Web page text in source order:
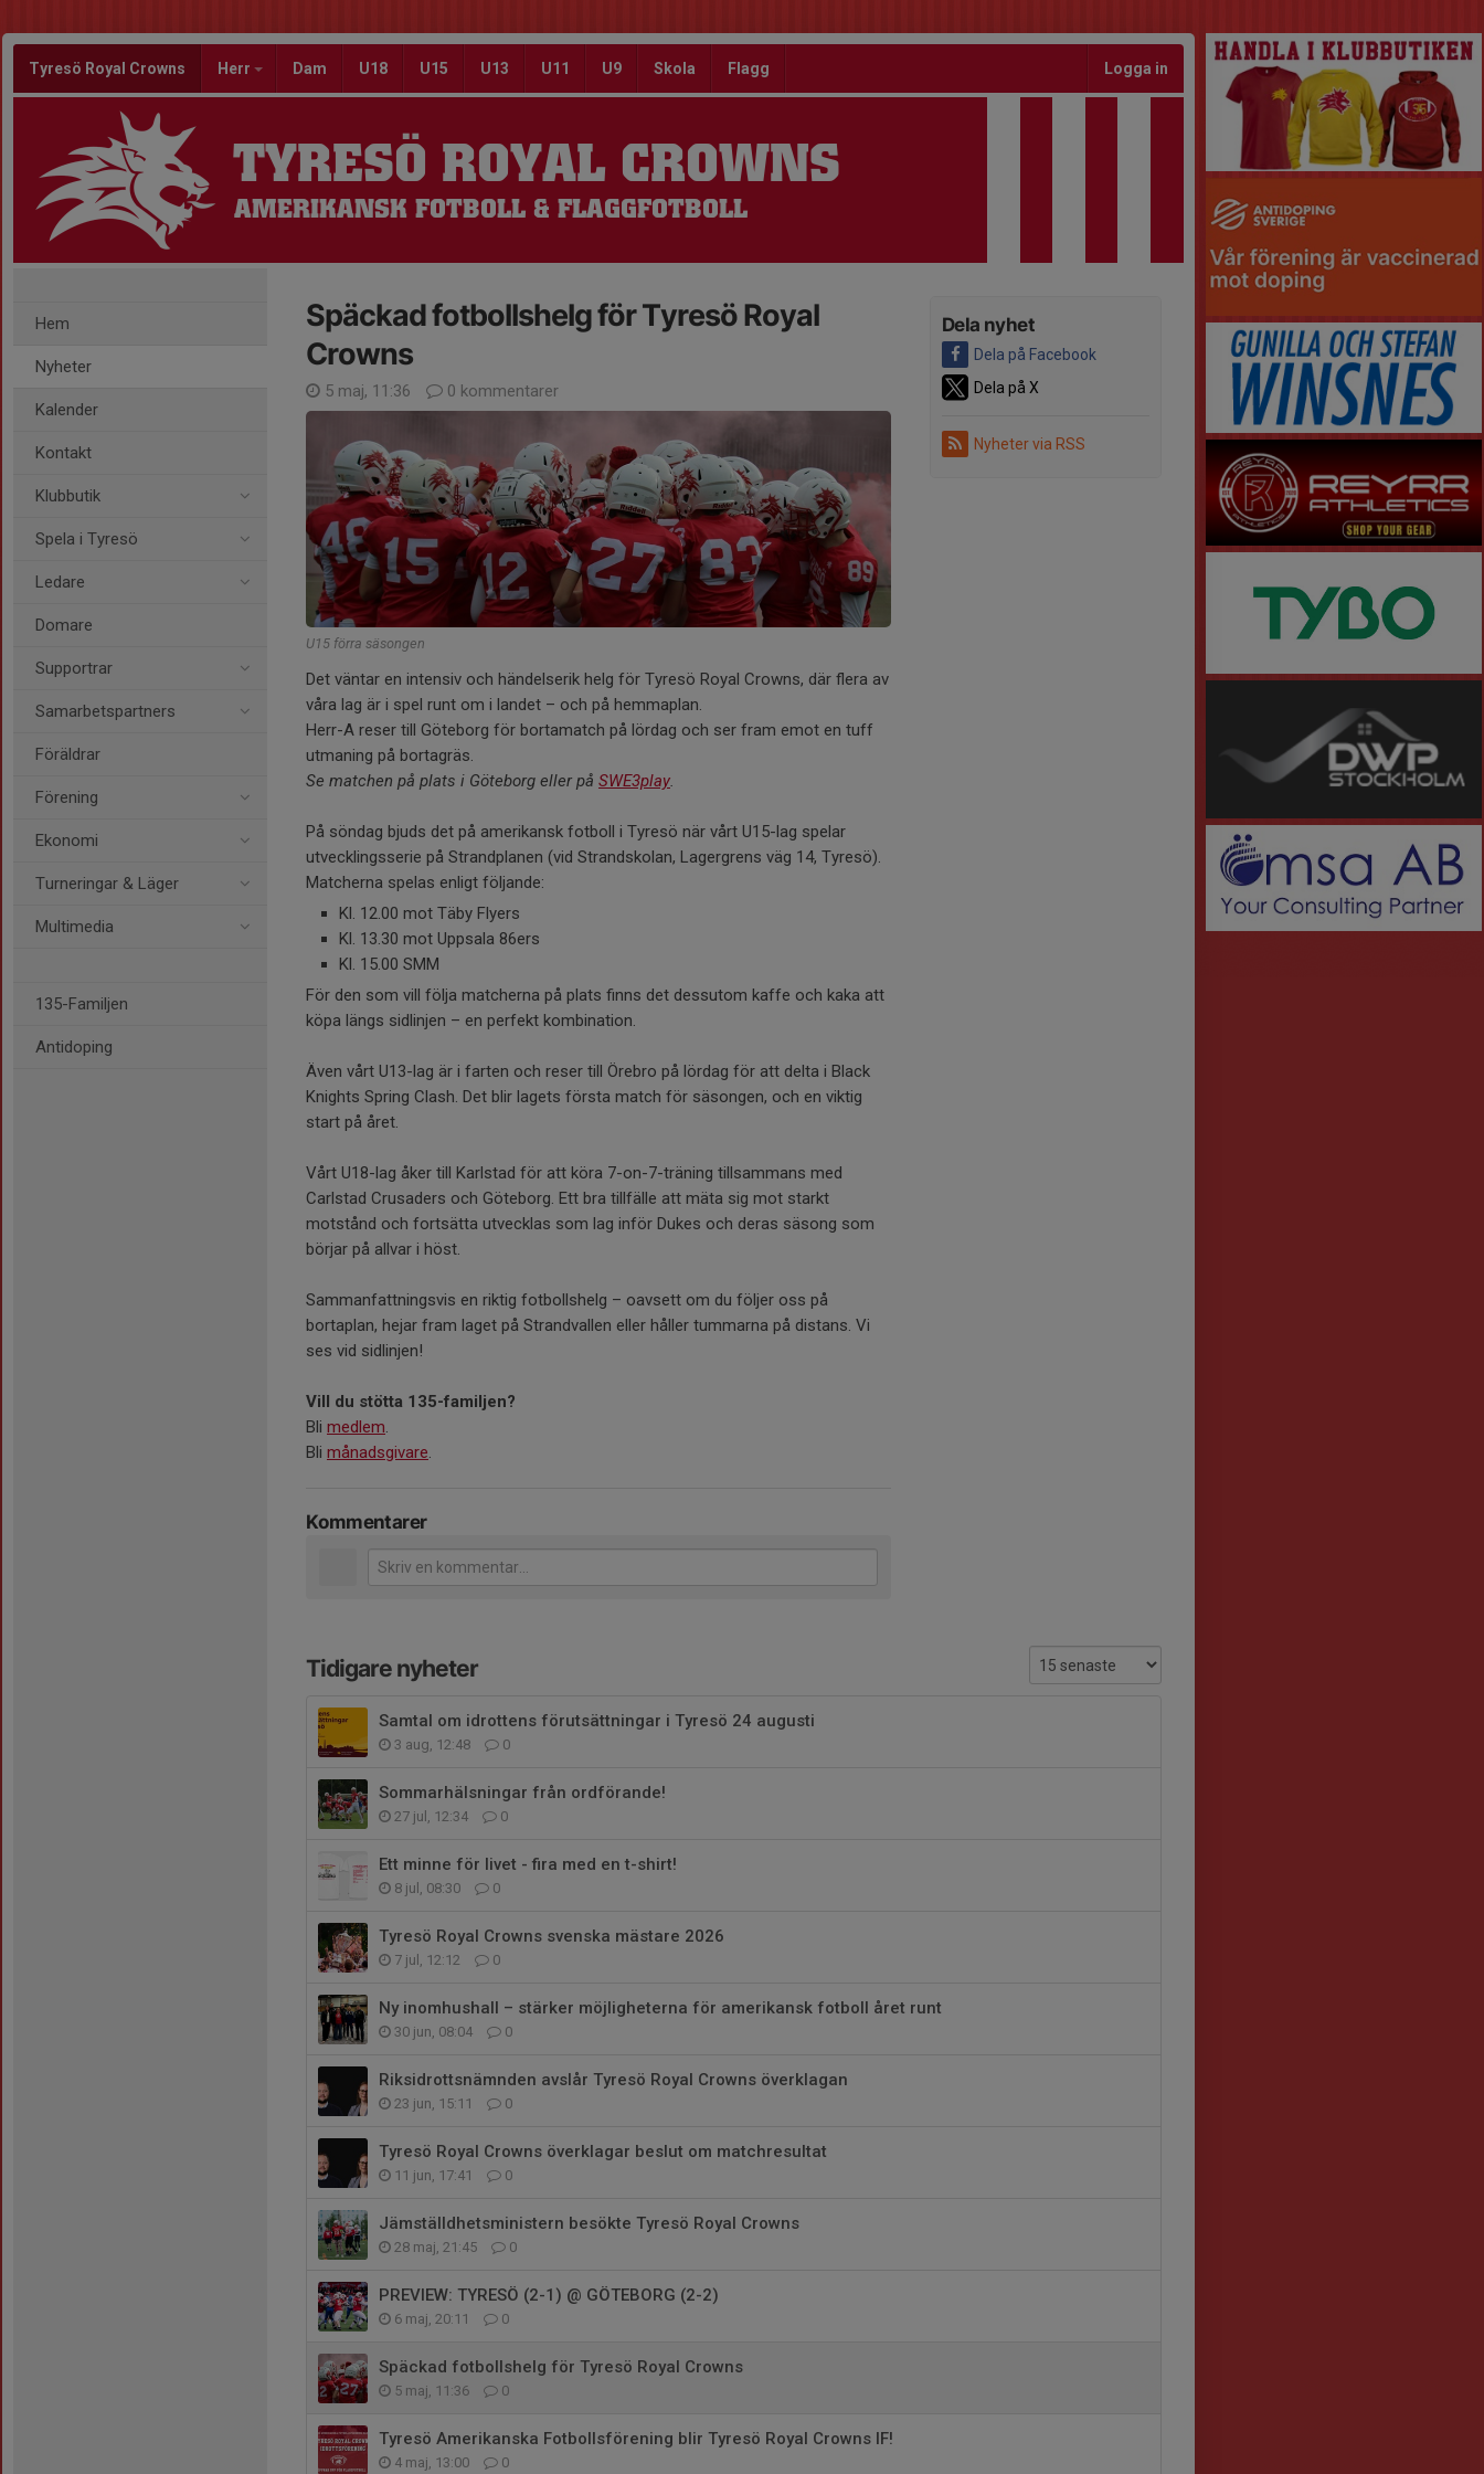
Tyresö Royal Crowns Herr Dam U18 U15 U13 U11 U9 Skola Flagg Logga in
TYRESÖ ROYAL CROWNS
AMERIKANSK FOTBOLL & FLAGGFOTBOLL
Hem
Nyheter
Kalender
Kontakt
Klubbutik
Spela i Tyresö
Ledare
Domare
Supportrar
Samarbetspartners
Föräldrar
Förening
Ekonomi
Turneringar & Läger
Multimedia
135-Familjen
Antidoping
Dela nyhet
Dela på Facebook
Dela på X
Nyheter via RSS
Späckad fotbollshelg för Tyresö Royal
Crowns
5 maj, 11:36 0 kommentarer
U15 förra säsongen
Det väntar en intensiv och händelserik helg för Tyresö Royal Crowns, där flera av
våra lag är i spel runt om i landet – och på hemmaplan.
Herr-A reser till Göteborg för bortamatch på lördag och ser fram emot en tuff
utmaning på bortagräs.
Se matchen på plats i Göteborg eller på SWE3play.
På söndag bjuds det på amerikansk fotboll i Tyresö när vårt U15-lag spelar
utvecklingsserie på Strandplanen (vid Strandskolan, Lagergrens väg 14, Tyresö).
Matcherna spelas enligt följande:
Kl. 12.00 mot Täby Flyers
Kl. 13.30 mot Uppsala 86ers
Kl. 15.00 SMM
För den som vill följa matcherna på plats finns det dessutom kaffe och kaka att
köpa längs sidlinjen – en perfekt kombination.
Även vårt U13-lag är i farten och reser till Örebro på lördag för att delta i Black
Knights Spring Clash. Det blir lagets första match för säsongen, och en viktig
start på året.
Vårt U18-lag åker till Karlstad för att köra 7-on-7-träning tillsammans med
Carlstad Crusaders och Göteborg. Ett bra tillfälle att mäta sig mot starkt
motstånd och fortsätta utvecklas som lag inför Dukes och deras säsong som
börjar på allvar i höst.
Sammanfattningsvis en riktig fotbollshelg – oavsett om du följer oss på
bortaplan, hejar fram laget på Strandvallen eller håller tummarna på distans. Vi
ses vid sidlinjen!
Vill du stötta 135-familjen?
Bli medlem.
Bli månadsgivare.
Kommentarer
Tidigare nyheter
Samtal om idrottens förutsättningar i Tyresö 24 augusti
3 aug, 12:48 0
Sommarhälsningar från ordförande!
27 jul, 12:34 0
Ett minne för livet - fira med en t-shirt!
8 jul, 08:30 0
Tyresö Royal Crowns svenska mästare 2026
7 jul, 12:12 0
Ny inomhushall – stärker möjligheterna för amerikansk fotboll året runt
30 jun, 08:04 0
Riksidrottsnämnden avslår Tyresö Royal Crowns överklagan
23 jun, 15:11 0
Tyresö Royal Crowns överklagar beslut om matchresultat
11 jun, 17:41 0
Jämställdhetsministern besökte Tyresö Royal Crowns
28 maj, 21:45 0
PREVIEW: TYRESÖ (2-1) @ GÖTEBORG (2-2)
6 maj, 20:11 0
Späckad fotbollshelg för Tyresö Royal Crowns
5 maj, 11:36 0
Tyresö Amerikanska Fotbollsförening blir Tyresö Royal Crowns IF!
4 maj, 13:00 0